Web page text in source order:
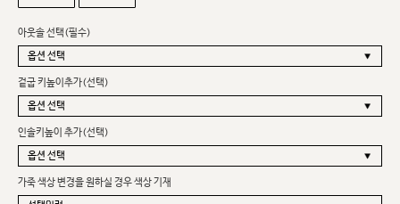
아웃솔 선택(필수)
겉굽 키높이추가(선택)
인솔키높이 추가(선택)
가죽 색상 변경을 원하실 경우 색상 기재